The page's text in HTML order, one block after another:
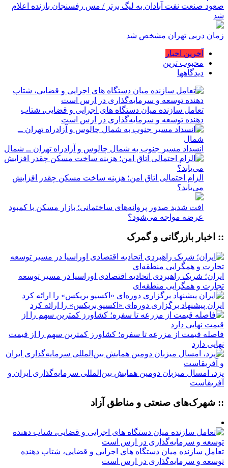
صعود صنعت نفت آبادان به لیگ برتر / مس رفسنجان بازنده اعلام
شد
زمان دربی تهران مشخص شد
آخرین اخبار
محبوب ترین
دیدگاهها
تعامل سازنده میان دستگاه‌ های اجرایی و قضایی، شتاب‌
دهنده توسعه و سرمایه‌گذاری در ارس است
انسداد مسیر جنوب به شمال چالوس و آزادراه تهران ــ شمال
الزام احتمالی اتاق امن؛ هزینه ساخت مسکن چقدر افزایش
می‌یابد؟
افت شدید صدور پروانه‌های ساختمانی؛ بازار مسکن با کمبود
عرضه مواجه می‌شود؟
:: اخبار بازرگانی و گمرک
ایران؛ شریک راهبردی اتحادیه اقتصادی اوراسیا در مسیر توسعه
تجارت و همگرایی منطقه‌ای
ایران پیشنهاد برگزاری دوره‌ای «اکسپو بریکس» را ارائه کرد
فاصله قیمت از مزرعه تا سفره؛ کشاورز کمترین سهم را از قیمت
نهایی دارد
یزد، امسال میزبان دومین همایش بین‌المللی سرمایه‌گذاری ایران و
آفریقاست
:: شهرک‌های صنعتی و مناطق آزاد
تعامل سازنده میان دستگاه‌ های اجرایی و قضایی، شتاب‌ دهنده
توسعه و سرمایه‌گذاری در ارس است